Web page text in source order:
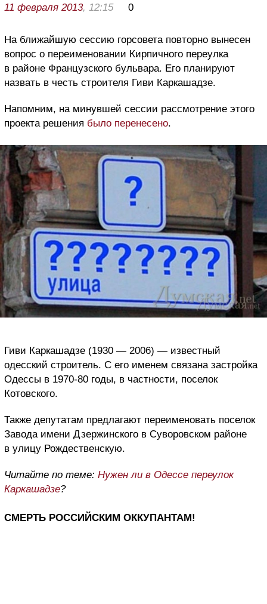
11 февраля 2013, 12:15 0
На ближайшую сессию горсовета повторно вынесен
вопрос о переименовании Кирпичного переулка
в районе Французского бульвара. Его планируют
назвать в честь строителя Гиви Каркашадзе.
Напомним, на минувшей сессии рассмотрение этого
проекта решения было перенесено.
Гиви Каркашадзе (1930 — 2006) — известный
одесский строитель. С его именем связана застройка
Одессы в 1970-80 годы, в частности, поселок
Котовского.
Также депутатам предлагают переименовать поселок
Завода имени Дзержинского в Суворовском районе
в улицу Рождественскую.
Читайте по теме: Нужен ли в Одессе переулок
Каркашадзе?
СМЕРТЬ РОССИЙСКИМ ОККУПАНТАМ!